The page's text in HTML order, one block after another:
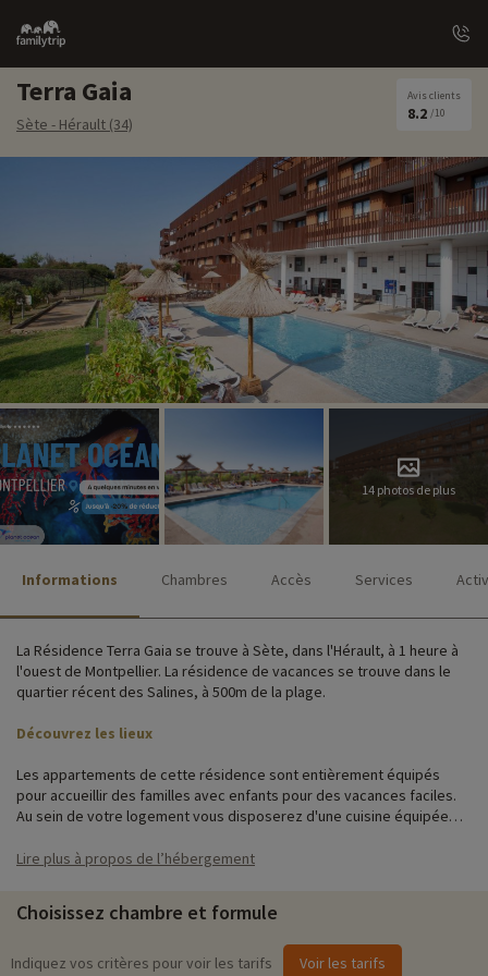
Family
trip
Terra Gaia
Sète - Hérault (34)
Avis clients
8.2 /10
14 photos de plus
Informations Chambres Accès Services
La Résidence Terra Gaia se trouve à Sète, dans l'Hérault, à 1 heure à
l'ouest de Montpellier. La résidence de vacances se trouve dans le
quartier récent des Salines, à 500m de la plage.
Découvrez les lieux
Les appartements de cette résidence sont entièrement équipés
pour accueillir des familles avec enfants pour des vacances faciles.
Au sein de votre logement vous disposerez d'une cuisine équipée
Pour des informations très précises sur les activités à faire sur place
(date d'ouverture, âge pour les club, contenu du pack bébé...),
cliquez ici !
Lire plus à propos de l’hébergement
Choisissez chambre et formule
Indiquez vos critères pour voir les tarifs Voir les tarifs